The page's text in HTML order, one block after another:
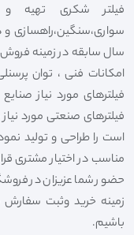
فیلتر شکری تهیه و
سال سابقه در زمینه فروش
امکانات فنی ، توان
فیلترهای مورد نیاز
فیلترهای صنعتی مورد
است را طراحی و تولید
مناسب در اختیار مشتری
حضور شما عزیزان در
زمینه خرید وثبت
باشیم.